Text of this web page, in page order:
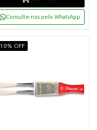
Consulte-nos pelo WhatsApp
10% OFF